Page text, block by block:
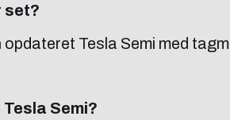
set?
opdateret Tesla Semi med
Semi?